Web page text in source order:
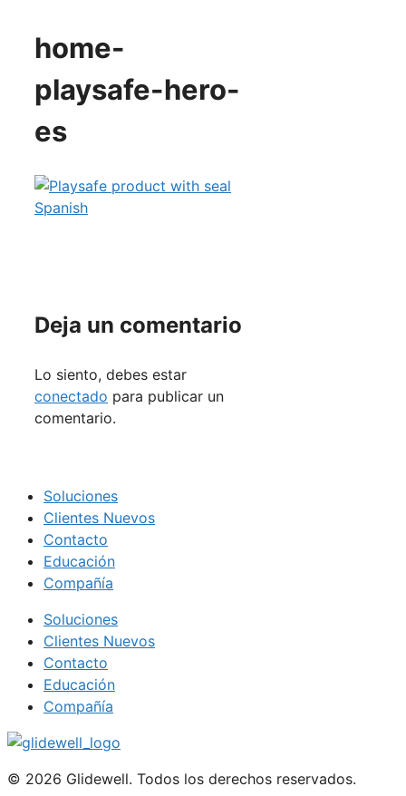
home-
playsafe-hero-
es
Deja un comentario
Lo siento, debes estar
conectado para publicar un
comentario.
Soluciones
Clientes Nuevos
Contacto
Educación
Compañía
Soluciones
Clientes Nuevos
Contacto
Educación
Compañía
© 2026 Glidewell. Todos los derechos reservados.